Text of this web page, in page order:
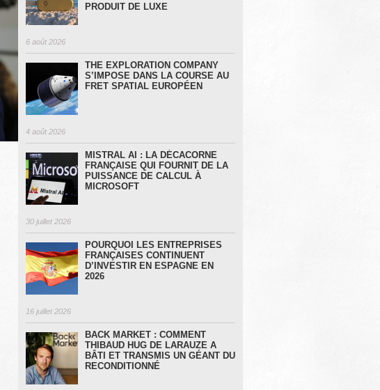
PRODUIT DE LUXE
6 août 2026
THE EXPLORATION COMPANY
S’IMPOSE DANS LA COURSE AU
FRET SPATIAL EUROPÉEN
4 août 2026
MISTRAL AI : LA DÉCACORNE
FRANÇAISE QUI FOURNIT DE LA
PUISSANCE DE CALCUL À
MICROSOFT
30 juillet 2026
POURQUOI LES ENTREPRISES
FRANÇAISES CONTINUENT
D’INVESTIR EN ESPAGNE EN
2026
16 juillet 2026
BACK MARKET : COMMENT
THIBAUD HUG DE LARAUZE A
BÂTI ET TRANSMIS UN GÉANT DU
RECONDITIONNÉ